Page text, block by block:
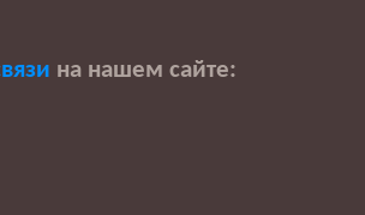
на нашем сайте: